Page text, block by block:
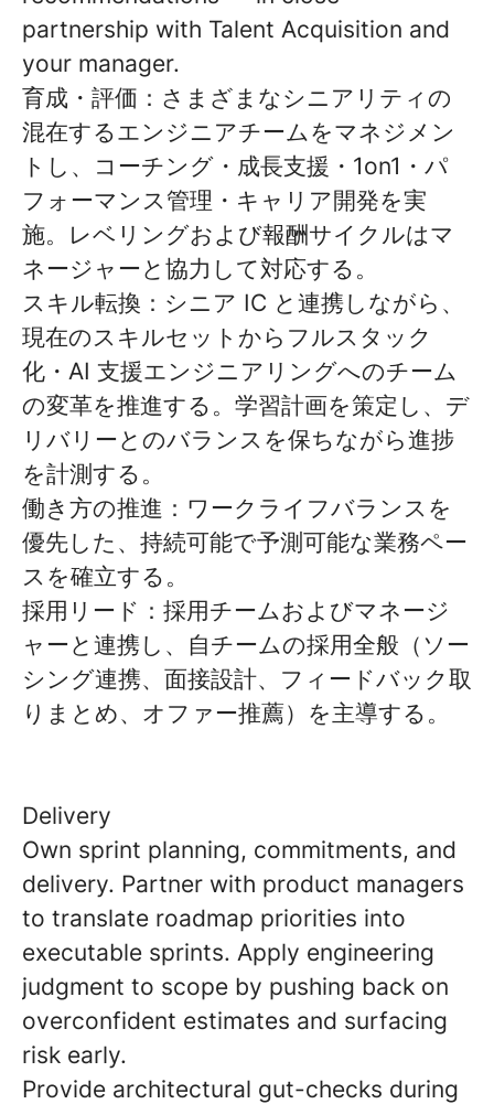
partnership with Talent Acquisition and
your manager.
育成・評価：さまざまなシニアリティの
混在するエンジニアチームをマネジメン
トし、コーチング・成長支援・1on1・パ
フォーマンス管理・キャリア開発を実
施。レベリングおよび報酬サイクルはマ
ネージャーと協力して対応する。
スキル転換：シニア IC と連携しながら、
現在のスキルセットからフルスタック
化・AI 支援エンジニアリングへのチーム
の変革を推進する。学習計画を策定し、デ
リバリーとのバランスを保ちながら進捗
を計測する。
働き方の推進：ワークライフバランスを
優先した、持続可能で予測可能な業務ペー
スを確立する。
採用リード：採用チームおよびマネージ
ャーと連携し、自チームの採用全般（ソー
シング連携、面接設計、フィードバック取
りまとめ、オファー推薦）を主導する。
Delivery
Own sprint planning, commitments, and
delivery. Partner with product managers
to translate roadmap priorities into
executable sprints. Apply engineering
judgment to scope by pushing back on
overconfident estimates and surfacing
risk early.
Provide architectural gut-checks during